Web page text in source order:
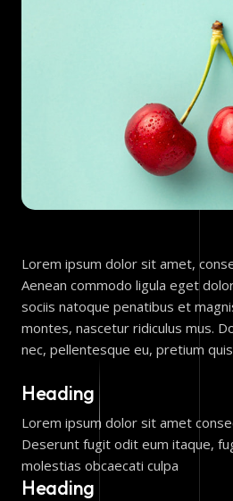
Lorem ipsum dolor sit amet,
Aenean commodo ligula eget
sociis natoque penatibus et
montes, nascetur ridiculus mus.
nec, pellentesque eu, pretium
Heading
Lorem ipsum dolor sit amet
Deserunt fugit odit eum itaque,
molestias obcaecati culpa
Heading